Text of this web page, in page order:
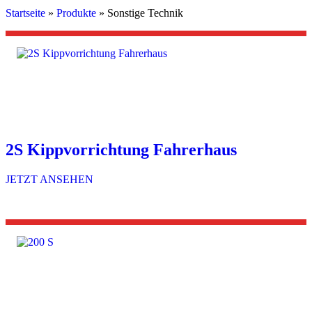
Startseite » Produkte » Sonstige Technik
2S Kippvorrichtung Fahrerhaus
JETZT ANSEHEN